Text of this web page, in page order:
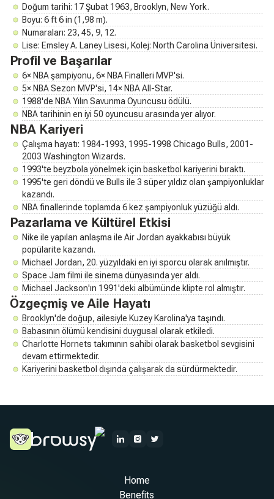
Doğum tarihi: 17 Şubat 1963, Brooklyn, New York.
Boyu: 6 ft 6 in (1,98 m).
Numaraları: 23, 45, 9, 12.
Lise: Emsley A. Laney Lisesi, Kolej: North Carolina Üniversitesi.
Profil ve Başarılar
6× NBA şampiyonu, 6× NBA Finalleri MVP'si.
5× NBA Sezon MVP'si, 14× NBA All-Star.
1988'de NBA Yılın Savunma Oyuncusu ödülü.
NBA tarihinin en iyi 50 oyuncusu arasında yer alıyor.
NBA Kariyeri
Çalışma hayatı: 1984-1993, 1995-1998 Chicago Bulls, 2001-
2003 Washington Wizards.
1993'te beyzbola yönelmek için basketbol kariyerini bıraktı.
1995'te geri döndü ve Bulls ile 3 süper yıldız olan şampiyonluklar
kazandı.
NBA finallerinde toplamda 6 kez şampiyonluk yüzüğü aldı.
Pazarlama ve Kültürel Etkisi
Nike ile yapılan anlaşma ile Air Jordan ayakkabısı büyük
popülarite kazandı.
Michael Jordan, 20. yüzyıldaki en iyi sporcu olarak anılmıştır.
Space Jam filmi ile sinema dünyasında yer aldı.
Michael Jackson'ın 1991'deki albümünde klipte rol almıştır.
Özgeçmiş ve Aile Hayatı
Brooklyn'de doğup, ailesiyle Kuzey Karolina'ya taşındı.
Babasının ölümü kendisini duygusal olarak etkiledi.
Charlotte Hornets takımının sahibi olarak basketbol sevgisini
devam ettirmektedir.
Kariyerini basketbol dışında çalışarak da sürdürmektedir.
Home
Benefits